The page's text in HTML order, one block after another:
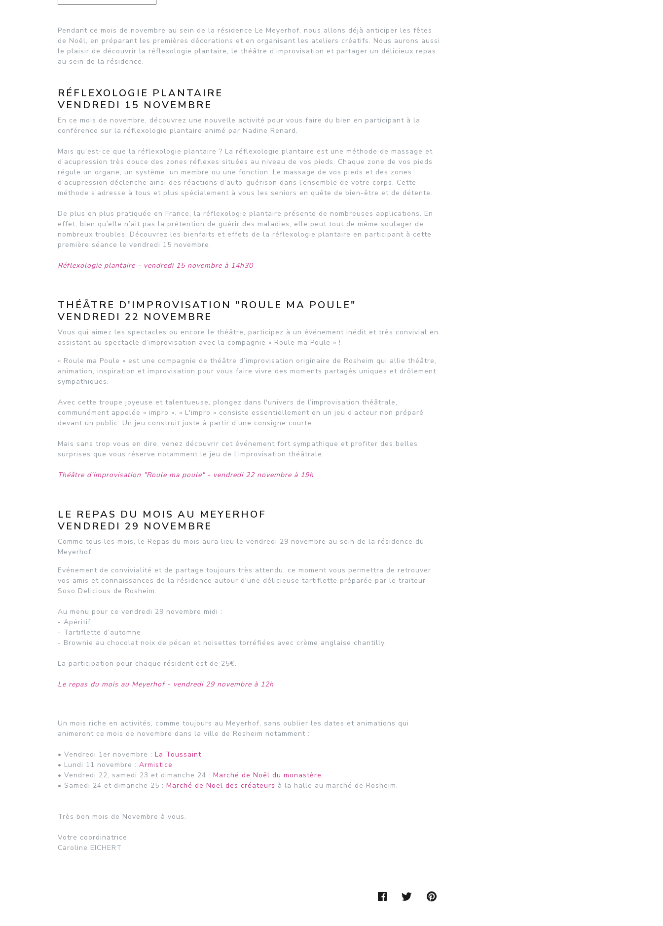
Pendant ce mois de novembre au sein de la résidence Le Meyerhof, nous allons déjà anticiper les fêtes
de Noël, en préparant les premières décorations et en organisant les ateliers créatifs. Nous aurons aussi
le plaisir de découvrir la réflexologie plantaire, le théâtre d'improvisation et partager un délicieux repas
au sein de la résidence.
RÉFLEXOLOGIE PLANTAIRE
VENDREDI 15 NOVEMBRE
En ce mois de novembre, découvrez une nouvelle activité pour vous faire du bien en participant à la
conférence sur la réflexologie plantaire animé par Nadine Renard.
Mais qu'est-ce que la réflexologie plantaire ? La réflexologie plantaire est une méthode de massage et
d’acupression très douce des zones réflexes situées au niveau de vos pieds. Chaque zone de vos pieds
régule un organe, un système, un membre ou une fonction. Le massage de vos pieds et des zones
d’acupression déclenche ainsi des réactions d’auto-guérison dans l’ensemble de votre corps. Cette
méthode s’adresse à tous et plus spécialement à vous les seniors en quête de bien-être et de détente.
De plus en plus pratiquée en France, la réflexologie plantaire présente de nombreuses applications. En
effet, bien qu’elle n’ait pas la prétention de guérir des maladies, elle peut tout de même soulager de
nombreux troubles. Découvrez les bienfaits et effets de la réflexologie plantaire en participant à cette
première séance le vendredi 15 novembre.
Réflexologie plantaire - vendredi 15 novembre à 14h30
THÉÂTRE D'IMPROVISATION "ROULE MA POULE"
VENDREDI 22 NOVEMBRE
Vous qui aimez les spectacles ou encore le théâtre, participez à un événement inédit et très convivial en
assistant au spectacle d’improvisation avec la compagnie « Roule ma Poule » !
« Roule ma Poule » est une compagnie de théâtre d’improvisation originaire de Rosheim qui allie théâtre,
animation, inspiration et improvisation pour vous faire vivre des moments partagés uniques et drôlement
sympathiques.
Avec cette troupe joyeuse et talentueuse, plongez dans l'univers de l’improvisation théâtrale,
communément appelée « impro ». « L'impro » consiste essentiellement en un jeu d’acteur non préparé
devant un public. Un jeu construit juste à partir d’une consigne courte.
Mais sans trop vous en dire, venez découvrir cet événement fort sympathique et profiter des belles
surprises que vous réserve notamment le jeu de l’improvisation théâtrale.
Théâtre d'improvisation "Roule ma poule" - vendredi 22 novembre à 19h
LE REPAS DU MOIS AU MEYERHOF
VENDREDI 29 NOVEMBRE
Comme tous les mois, le Repas du mois aura lieu le vendredi 29 novembre au sein de la résidence du
Meyerhof.
Evénement de convivialité et de partage toujours très attendu, ce moment vous permettra de retrouver
vos amis et connaissances de la résidence autour d'une délicieuse tartiflette préparée par le traiteur
Soso Delicious de Rosheim.
Au menu pour ce vendredi 29 novembre midi :
- Apéritif
- Tartiflette d’automne
- Brownie au chocolat noix de pécan et noisettes torréfiées avec crème anglaise chantilly.
La participation pour chaque résident est de 25€.
Le repas du mois au Meyerhof - vendredi 29 novembre à 12h
Un mois riche en activités, comme toujours au Meyerhof, sans oublier les dates et animations qui
animeront ce mois de novembre dans la ville de Rosheim notamment :
• Vendredi 1er novembre : La Toussaint
• Lundi 11 novembre : Armistice
• Vendredi 22, samedi 23 et dimanche 24 : Marché de Noël du monastère.
• Samedi 24 et dimanche 25 : Marché de Noël des créateurs à la halle au marché de Rosheim.
Très bon mois de Novembre à vous.
Votre coordinatrice
Caroline EICHERT
FACEBOOKTWITTER